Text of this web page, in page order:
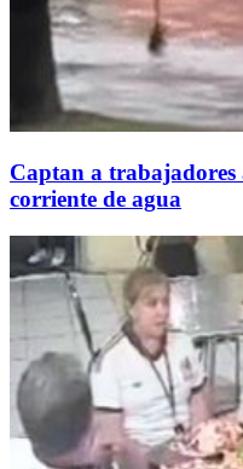
Captan a
corriente de agua